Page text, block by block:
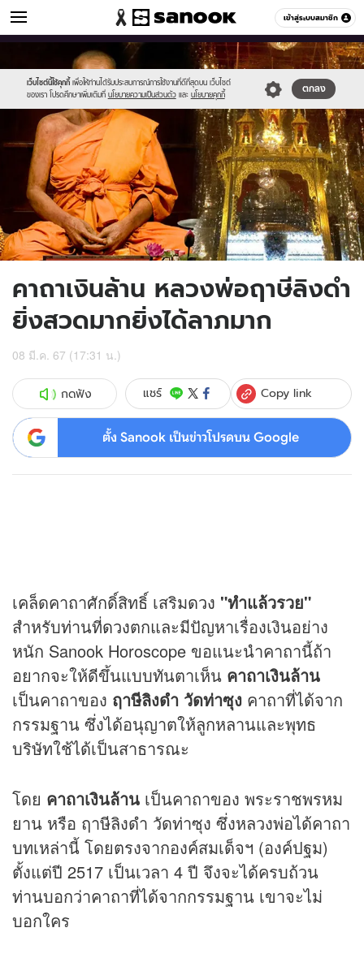
เข้าสู่ระบบสมาชิก
ดูดวง หมวดอื่นๆ
เว็บไซต์นี้ใช้คุกกี้ เพื่อให้ท่านได้รับประสบการณ์การใช้งานที่ดีที่สุดบน เว็บไซต์
ของเรา โปรดศึกษาเพิ่มเติมที่ นโยบายความเป็นส่วนตัว และ นโยบายคุกกี้
ตกลง
//s.isanook.com/sr/0/images/logo-
new-
sanook.png
//s.isanook.com/ho/0/ud/21/105121/rh.jpg
คาถาเงินล้าน หลวงพ่อฤาษีลิงดำ
ยิ่งสวดมากยิ่งได้ลาภมาก
08 มี.ค. 67 (17:31 น.)
กดฟัง แชร์ Copy link
ตั้ง Sanook เป็นข่าวโปรดบน Google
เคล็ดคาถาศักดิ์สิทธิ์ เสริมดวง "ทำแล้วรวย"
สำหรับท่านที่ดวงตกและมีปัญหาเรื่องเงินอย่าง
หนัก Sanook Horoscope ขอแนะนำคาถานี้ถ้า
อยากจะให้ดีขึ้นแบบทันตาเห็น คาถาเงินล้าน
เป็นคาถาของ ฤาษีลิงดำ วัดท่าซุง คาถาที่ได้จาก
กรรมฐาน ซึ่งได้อนุญาตให้ลูกหลานและพุทธ
บริษัทใช้ได้เป็นสาธารณะ
โดย คาถาเงินล้าน เป็นคาถาของ พระราชพรหม
ยาน หรือ ฤาษีลิงดำ วัดท่าซุง ซึ่งหลวงพ่อได้คาถา
บทเหล่านี้ โดยตรงจากองค์สมเด็จฯ (องค์ปฐม)
ตั้งแต่ปี 2517 เป็นเวลา 4 ปี จึงจะได้ครบถ้วน
ท่านบอกว่าคาถาที่ได้จากกรรมฐาน เขาจะไม่
บอกใคร